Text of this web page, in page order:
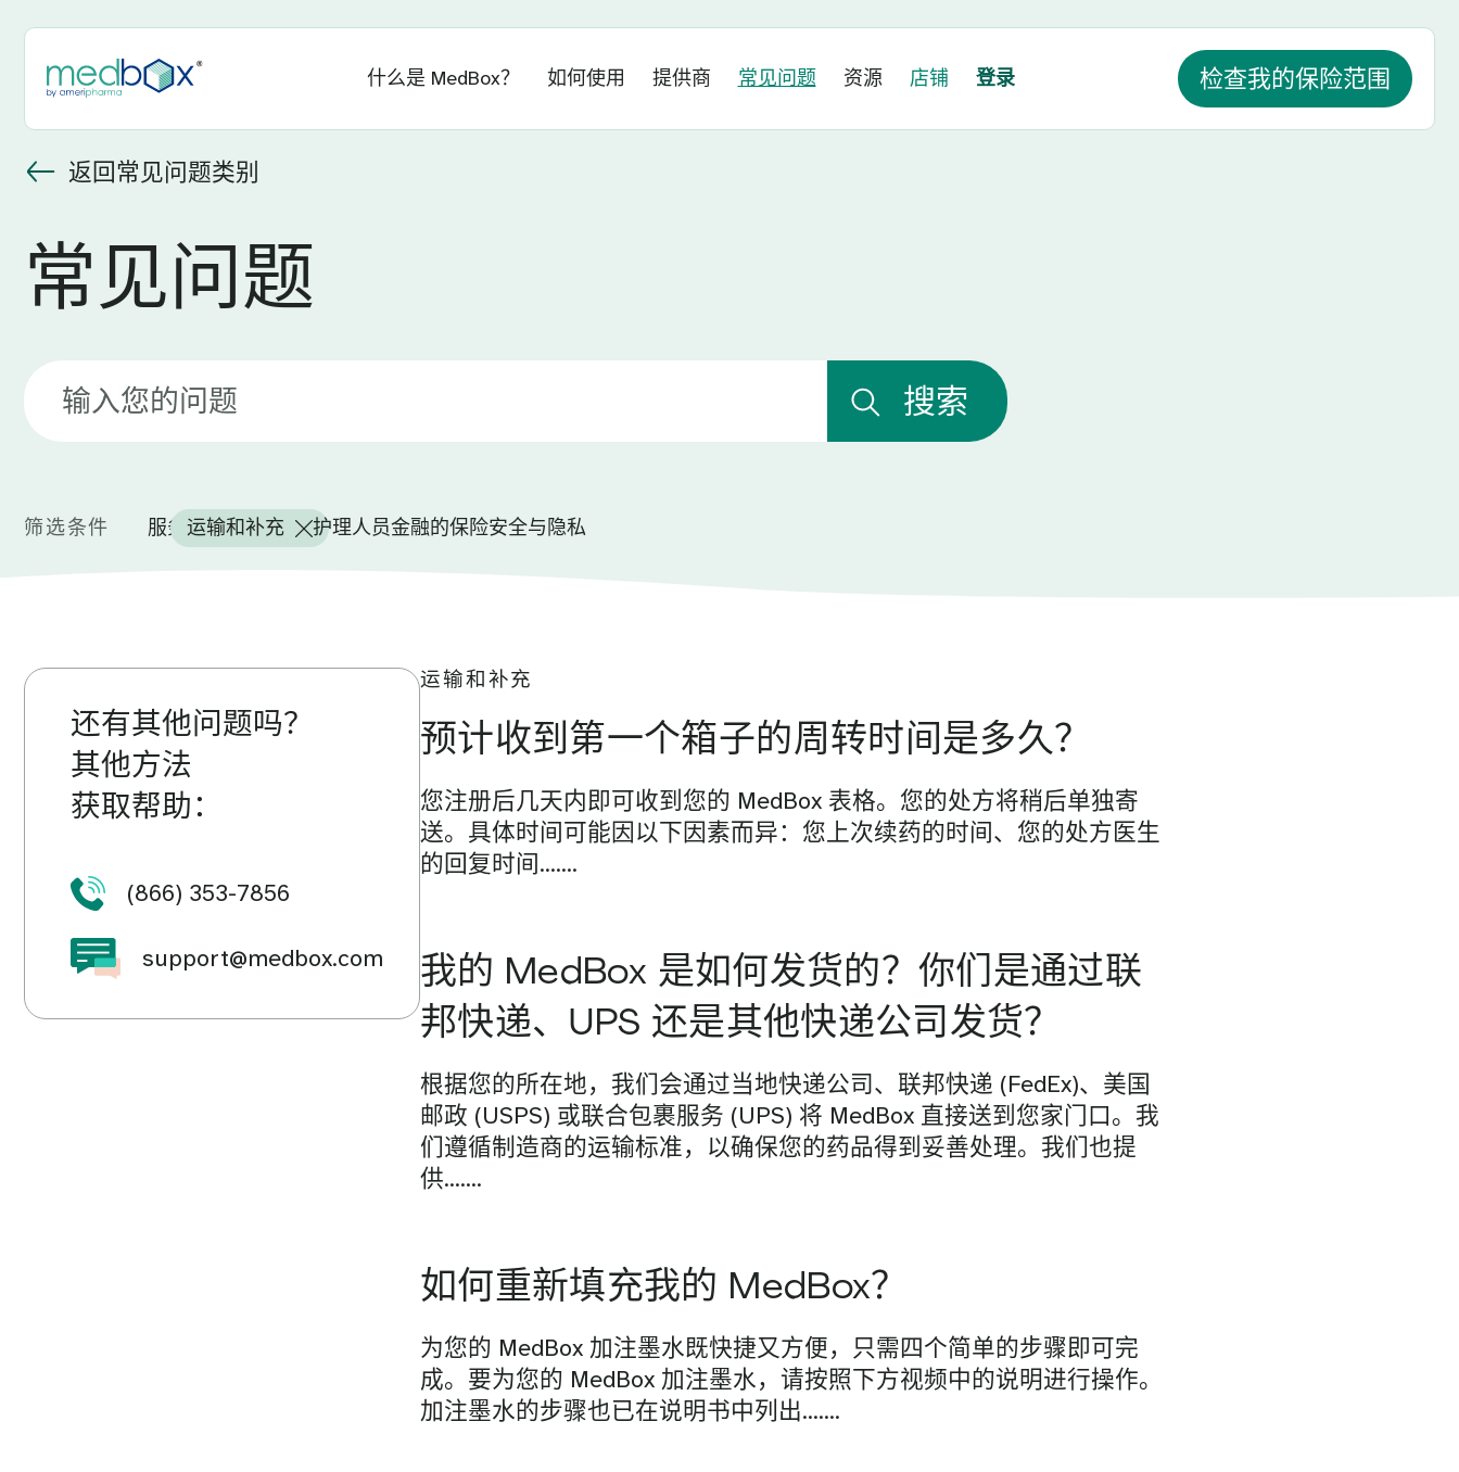
什么是 MedBox？ 如何使用 提供商 常见问题 资源 店铺 登录 检查我的保险范围
返回常见问题类别
常见问题
搜索
筛选条件 服务运输和补充 护理人员金融的保险安全与隐私
还有其他问题吗？
其他方法
获取帮助：
(866) 353-7856
support@medbox.com
运输和补充
预计收到第一个箱子的周转时间是多久？
您注册后几天内即可收到您的 MedBox 表格。您的处方将稍后单独寄
送。具体时间可能因以下因素而异：您上次续药的时间、您的处方医生
的回复时间…….
我的 MedBox 是如何发货的？你们是通过联
邦快递、UPS 还是其他快递公司发货？
根据您的所在地，我们会通过当地快递公司、联邦快递 (FedEx)、美国
邮政 (USPS) 或联合包裹服务 (UPS) 将 MedBox 直接送到您家门口。我
们遵循制造商的运输标准，以确保您的药品得到妥善处理。我们也提
供…….
如何重新填充我的 MedBox？
为您的 MedBox 加注墨水既快捷又方便，只需四个简单的步骤即可完
成。要为您的 MedBox 加注墨水，请按照下方视频中的说明进行操作。
加注墨水的步骤也已在说明书中列出…….